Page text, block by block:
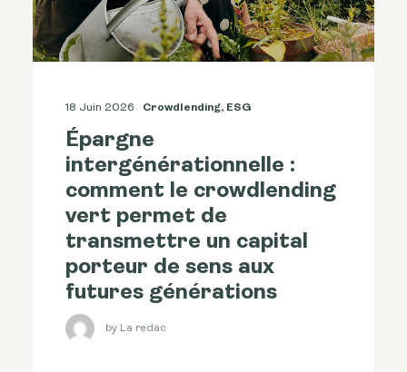
18 Juin 2026 Crowdlending, ESG
Épargne
intergénérationnelle :
comment le crowdlending
vert permet de
transmettre un capital
porteur de sens aux
futures générations
by La redac